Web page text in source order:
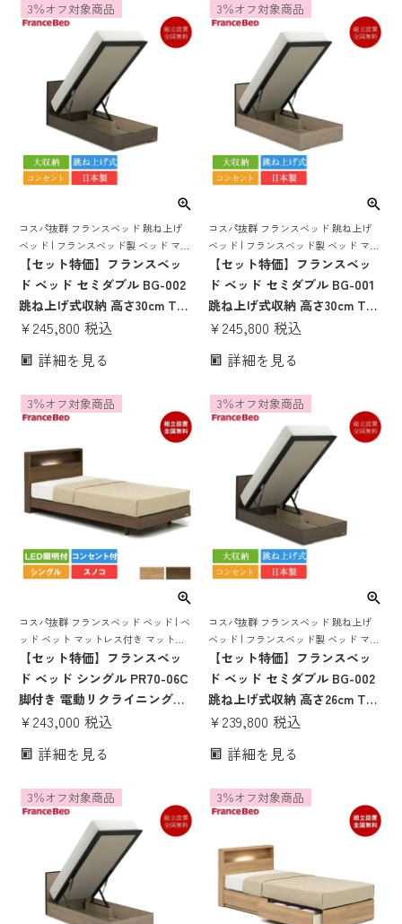
ゃれ 収納 大容量 大収納 跳ね
上げ bg-001 tw-100α
rp1000w
3％オフ対象商品
コスパ抜群 フランスベッド 跳ね上げ
ベッド | フランスベッド製 ベッド マッ
トレス付き マットレスセット ベッドセ
ット マットレス付き コンセント おし
【セット特価】フランスベッ
ド ベッド セミダブル BG-002
跳ね上げ式収納 高さ30cm TW-
010α | 正規品 フランスベッド
ス付き マットレスセット ベッ
ゃれ 収納 大容量 大収納 跳ね
¥245,800 税込
詳細を見る
3％オフ対象商品
コスパ抜群 フランスベッド 跳ね上げ
ベッド | フランスベッド製 ベッド マッ
トレス付き マットレスセット ベッドセ
ット マットレス付き コンセント おし
【セット特価】フランスベッ
ド ベッド セミダブル BG-001
跳ね上げ式収納 高さ30cm TW-
010α | 正規品 フランスベッド
ス付き マットレスセット ベッ
ゃれ 収納 大容量 大収納 跳ね
上げ bg-001 tw-010α
¥245,800 税込
詳細を見る
3％オフ対象商品
コスパ抜群 フランスベッド ベッド | ベ
ッド ベット マットレス付き マットレ
スセット 70周年 脚付き スノコ すのこ
すのこベッド 宮付き 宮 棚 コンセント
付き 照明付き
【セット特価】フランスベッ
ド ベッド シングル PR70-06C
脚付き 電動リクライニングマ
ットレス RP-1000W | 正規品
付き マットレス 70周年
¥243,000 税込
詳細を見る
3％オフ対象商品
コスパ抜群 フランスベッド 跳ね上げ
ベッド | フランスベッド製 ベッド マッ
トレス付き マットレスセット ベッドセ
ット コンセント おしゃれ 大収納
【セット特価】フランスベッ
ド ベッド セミダブル BG-002
跳ね上げ式収納 高さ26cm TW-
010α | 正規品 フランスベッド
ス付き マットレスセット ベッ
ゃれ 収納 大容量 大収納 跳ね
¥239,800 税込
詳細を見る
3％オフ対象商品 3％オフ対象商品